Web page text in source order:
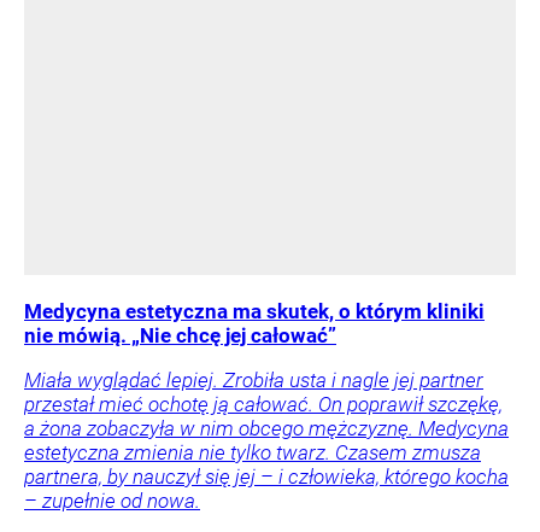
Medycyna estetyczna ma skutek, o którym kliniki
nie mówią. „Nie chcę jej całować”
Miała wyglądać lepiej. Zrobiła usta i nagle jej partner
przestał mieć ochotę ją całować. On poprawił szczękę,
a żona zobaczyła w nim obcego mężczyznę. Medycyna
estetyczna zmienia nie tylko twarz. Czasem zmusza
partnera, by nauczył się jej – i człowieka, którego kocha
– zupełnie od nowa.